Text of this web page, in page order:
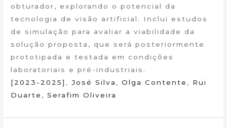
obturador, explorando o potencial da
tecnologia de visão artificial. Inclui estudos
de simulação para avaliar a viabilidade da
solução proposta, que será posteriormente
prototipada e testada em condições
laboratoriais e pré-industriais.
[2023-2025] ,José Silva ,Olga Contente , Rui
Duarte ,Serafim Oliveira